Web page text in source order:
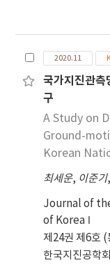
관련된 환자
건강영향과
가 생산되고
장비의 차이
다 보니, 데이
HBM 데이터
별 시간적 추
에 난점을
DB)화하고
모델링을 실
생산되는 변
원 구조의 개
데이터 모델
2020.11
국가지진관측
구
A Study on
Ground-
Korean
최세운, 이준기,
Journal of
of Korea
제24권 제6호
한국지진공학회